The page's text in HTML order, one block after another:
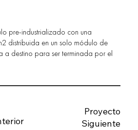
Proyecto
Siguiente
pre-industrializado con una
distribuida en un solo módulo de
a destino para ser terminada por el